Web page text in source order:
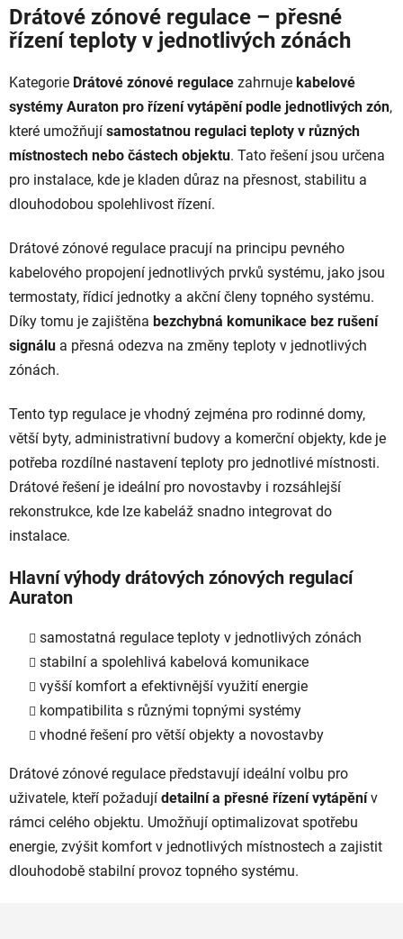
l
á
d
a
c
í
p
r
v
k
y
ý
p
i
s
u
Drátové zónové regulace – přesné
řízení teploty v jednotlivých zónách
Kategorie Drátové zónové regulace zahrnuje kabelové
systémy Auraton pro řízení vytápění podle jednotlivých zón,
které umožňují samostatnou regulaci teploty v různých
místnostech nebo částech objektu. Tato řešení jsou určena
pro instalace, kde je kladen důraz na přesnost, stabilitu a
dlouhodobou spolehlivost řízení.
Drátové zónové regulace pracují na principu pevného
kabelového propojení jednotlivých prvků systému, jako jsou
termostaty, řídicí jednotky a akční členy topného systému.
Díky tomu je zajištěna bezchybná komunikace bez rušení
signálu a přesná odezva na změny teploty v jednotlivých
zónách.
Tento typ regulace je vhodný zejména pro rodinné domy,
větší byty, administrativní budovy a komerční objekty, kde je
potřeba rozdílné nastavení teploty pro jednotlivé místnosti.
Drátové řešení je ideální pro novostavby i rozsáhlejší
rekonstrukce, kde lze kabeláž snadno integrovat do
instalace.
Hlavní výhody drátových zónových regulací
Auraton
samostatná regulace teploty v jednotlivých zónách
stabilní a spolehlivá kabelová komunikace
vyšší komfort a efektivnější využití energie
kompatibilita s různými topnými systémy
vhodné řešení pro větší objekty a novostavby
Drátové zónové regulace představují ideální volbu pro
uživatele, kteří požadují detailní a přesné řízení vytápěnív
rámci celého objektu. Umožňují optimalizovat spotřebu
energie, zvýšit komfort v jednotlivých místnostech a zajistit
dlouhodobě stabilní provoz topného systému.